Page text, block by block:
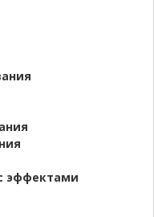
эффектами